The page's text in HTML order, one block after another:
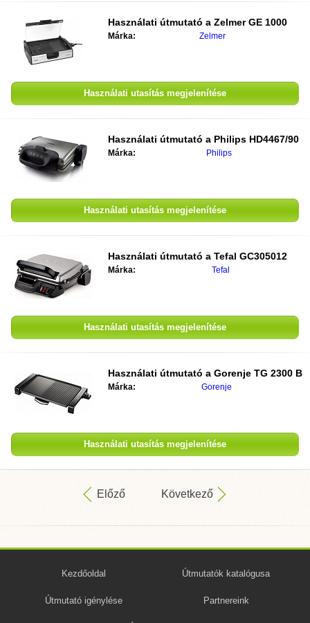
Használati útmutató a Zelmer GE 1000
Márka: Zelmer
Használati utasítás megjelenítése
Használati útmutató a Philips HD4467/90
Márka: Philips
Használati utasítás megjelenítése
Használati útmutató a Tefal GC305012
Márka: Tefal
Használati utasítás megjelenítése
Használati útmutató a Gorenje TG 2300 B
Márka: Gorenje
Használati utasítás megjelenítése
Előző Következő
Kezdőoldal Útmutatók katalógusa
Útmutató igénylése Partnereink